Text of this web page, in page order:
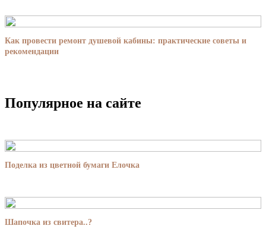
Как провести ремонт душевой кабины: практические советы и
рекомендации
Популярное на сайте
Поделка из цветной бумаги Елочка
Шапочка из свитера..?